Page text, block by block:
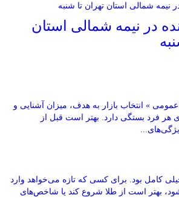
در نیمه شمالی استان
» انتخاب بازار به هدف، میزان آشنایی و
فرد بستگی دارد. بهتر است قبل از
کامل بود. برای کسی که تازه می‌خواهد وارد
بهتر است از طلا شروع کند یا شاخص‌های